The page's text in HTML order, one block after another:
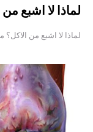
لماذا لا اشبع من
لماذا لا اشبع من